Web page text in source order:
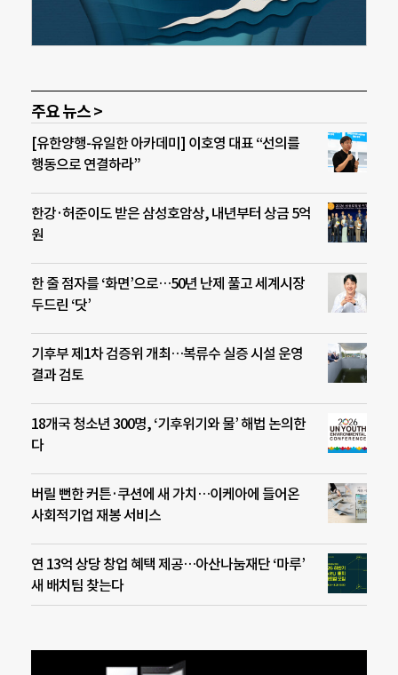
주요 뉴스 >
[유한양행-유일한 아카데미] 이호영 대표 “선의를
행동으로 연결하라”
한강·허준이도 받은 삼성호암상, 내년부터 상금 5억
원
한 줄 점자를 ‘화면’으로…50년 난제 풀고 세계시장
두드린 ‘닷’
기후부 제1차 검증위 개최…복류수 실증 시설 운영
결과 검토
18개국 청소년 300명, ‘기후위기와 물’ 해법 논의한
다
버릴 뻔한 커튼·쿠션에 새 가치…이케아에 들어온
사회적기업 재봉 서비스
연 13억 상당 창업 혜택 제공…아산나눔재단 ‘마루’
새 배치팀 찾는다